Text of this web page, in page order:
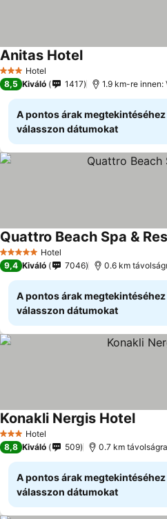
3 Kategória
Hotel
Anitas Hotel
8,5 Kiváló 1417 1.9 km-re innen:
A pontos árak megtekintéséhez
válasszon dátumokat
5 KategóriaHotel
Quattro Beach Spa &
9,4 Kiváló 7046 0.6 km
A pontos árak megtekintéséhez
válasszon dátumokat
3 Kategória
Hotel
Konakli Nergis Hotel
8,8 Kiváló 509 0.7 km
A pontos árak megtekintéséhez
válasszon dátumokat